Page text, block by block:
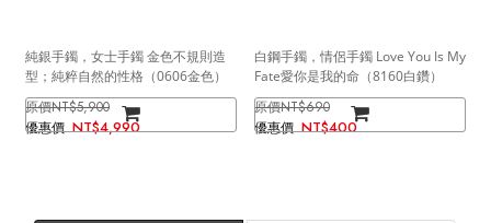
純銀手鐲，女士手鐲 金色不規則造
型；純粹自然的性格（0606金色）
NT$5,900
NT$4,990
白鋼手鐲，情侶手鐲 Love You Is My
Fate愛你是我的命（8160白鑽）
NT$690
NT$400